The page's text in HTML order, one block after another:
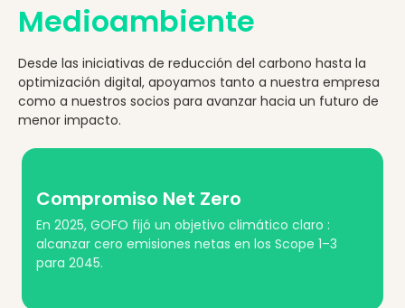
Medioambiente
Desde las iniciativas de reducción del carbono hasta la
optimización digital, apoyamos tanto a nuestra empresa
como a nuestros socios para avanzar hacia un futuro de
menor impacto.
Compromiso Net Zero
En 2025, GOFO fijó un objetivo climático claro :
alcanzar cero emisiones netas en los Scope 1–3
para 2045.